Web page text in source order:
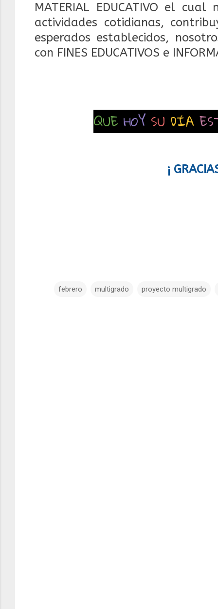
MATERIAL EDUCATIVO el
actividades cotidianas,
esperados establecidos,
con FINES EDUCATIVOS e
QUE HOY SU DÍA
¡
febrero multigrado proyecto multigrado